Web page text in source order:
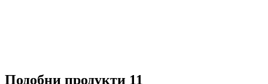
Подобни продукти 11